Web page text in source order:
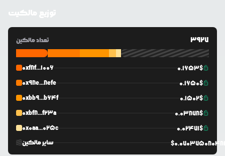
توزیع مالکیت
تعداد مالکین 3927
0xf8f...1006 0.1653$
0x98e...8efe
0.1650$
0xbb9...b64f
0.1502$
0xbf8...f23a
0.03878$
0x0aa...025c
0.02471$
سایر مالکین
$